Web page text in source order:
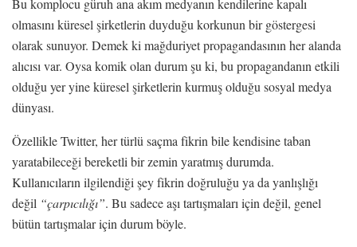
Bu komplocu güruh ana akım medyanın kendilerine kapalı
olmasını küresel şirketlerin duyduğu korkunun bir göstergesi
olarak sunuyor. Demek ki mağduriyet propagandasının her alanda
alıcısı var. Oysa komik olan durum şu ki, bu propagandanın etkili
olduğu yer yine küresel şirketlerin kurmuş olduğu sosyal medya
dünyası.
Özellikle Twitter, her türlü saçma fikrin bile kendisine taban
yaratabileceği bereketli bir zemin yaratmış durumda.
Kullanıcıların ilgilendiği şey fikrin doğruluğu ya da yanlışlığı
değil “çarpıcılığı”. Bu sadece aşı tartışmaları için değil, genel
bütün tartışmalar için durum böyle.